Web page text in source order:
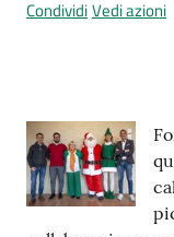
A
l
l
e
CondividiVedi azioni
Contenuto